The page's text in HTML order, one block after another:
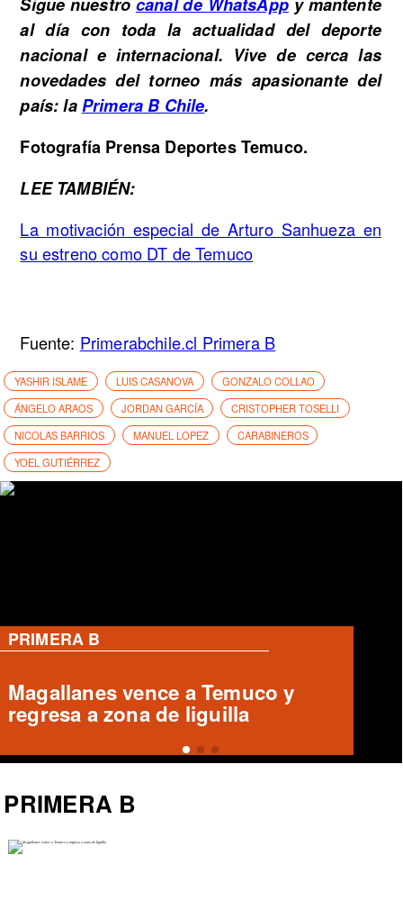
al día con toda la actualidad del deporte
nacional e internacional. Vive de cerca las
novedades del torneo más apasionante del
país: laPrimera B Chile.
Fotografía Prensa Deportes Temuco.
LEE TAMBIÉN:
La motivación especial de Arturo Sanhueza en
su estreno como DT de Temuco
Fuente: Primerabchile.cl Primera B
YASHIR ISLAME LUIS CASANOVA
GONZALO COLLAO
ÁNGELO ARAOS
JORDAN GARCÍA
CRISTOPHER TOSELLI
NICOLAS BARRIOS
MANUEL LOPEZ
CARABINEROS
YOEL GUTIÉRREZ
PRIMERA B
Magallanes remonta y vence a
Temuco en partido de Liga de
Ascenso
PRIMERA B